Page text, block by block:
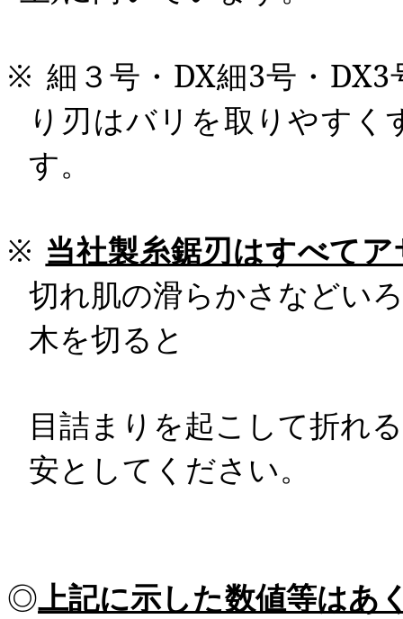
※ 細３号・DX細3号・ DX3
り刃はバリを取りやすく
す。
※ 当社製糸鋸刃はすべて
切れ肌の滑らかさなどい
木を切ると
目詰まりを起こして折れ
安としてください。
◎上記に示した数値等はあ